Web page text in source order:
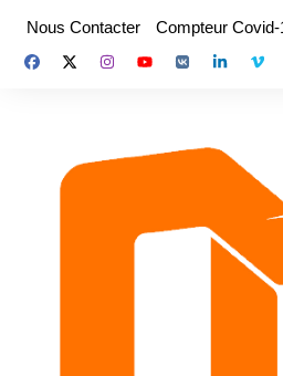
contenu
Nous Contacter Compteur Covid-